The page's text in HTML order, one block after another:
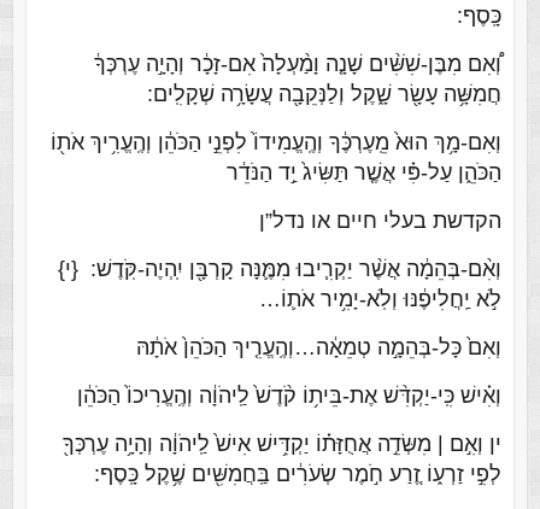
כָּֽסֶף:
וְ֠אִם מִבֶּן-שִׁשִּׁ֨ים שָׁנָ֤ה וָמַ֨עְלָה֙ אִם-זָכָ֔ר וְהָיָ֣ה עֶרְכְּךָ֔
חֲמִשָּׁ֥ה עָשָׂ֖ר שָׁ֑קֶל וְלַנְּקֵבָ֖ה עֲשָׂרָ֥ה שְׁקָלִֽים:
וְאִם-מָ֥ךְ הוּא֙ מֵֽעֶרְכֶּ֔ךָ וְהֶֽעֱמִידוֹ֙ לִפְנֵ֣י הַכֹּהֵ֔ן וְהֶֽעֱרִ֥יךְ אֹת֖וֹ
הַכֹּהֵ֑ן עַל-פִּ֗י אֲשֶׁ֤ר תַּשִּׂיג֙ יַ֣ד הַנֹּדֵ֔ר
הקדשת בעלי חיים או נדל”ן
וְאִ֨ם-בְּהֵמָ֔ה אֲשֶׁ֨ר יַקְרִ֧יבוּ מִמֶּ֛נָּה קָרְבָּ֖ן יִֽהְיֶה-קֹּֽדֶשׁ: {י}
לֹ֣א יַֽחֲלִיפֶ֔נּוּ וְלֹֽא-יָמִ֥יר אֹת֛וֹ…
וְאִם֙ כָּל-בְּהֵמָ֣ה טְמֵאָ֔ה…וְהֶֽעֱרִ֤יךְ הַכֹּהֵן֙ אֹתָ֔הּ
וְאִ֗ישׁ כִּֽי-יַקְדִּ֨שׁ אֶת-בֵּית֥וֹ קֹ֨דֶשׁ֙ לַֽיהֹוָ֔ה וְהֶֽעֱרִיכוֹ֙ הַכֹּהֵ֔ן
ין וְאִ֣ם | מִשְּׂדֵ֣ה אֲחֻזָּת֗וֹ יַקְדִּ֥ישׁ אִישׁ֙ לַֽיהֹוָ֔ה וְהָיָ֥ה עֶרְכְּךָ֖
לְפִ֣י זַרְע֑וֹ זֶ֚רַע חֹ֣מֶר שְׂעֹרִ֔ים בַּֽחֲמִשִּׁ֖ים שֶׁ֥קֶל כָּֽסֶף: